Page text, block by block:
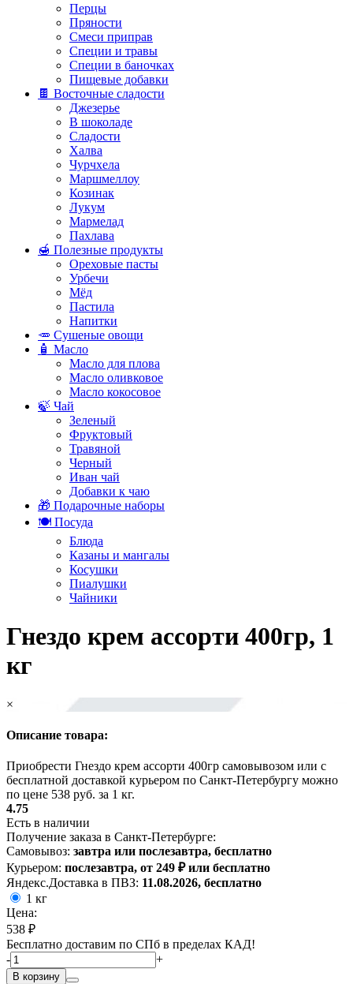
Перцы
Пряности
Смеси приправ
Специи и травы
Специи в баночках
Пищевые добавки
🍫 Восточные сладости
Джезерье
В шоколаде
Сладости
Халва
Чурчхела
Маршмеллоу
Козинак
Лукум
Мармелад
Пахлава
🍯 Полезные продукты
Ореховые пасты
Урбечи
Мёд
Пастила
Напитки
🥕 Сушеные овощи
🧴 Масло
Масло для плова
Масло оливковое
Масло кокосовое
🍃 Чай
Зеленый
Фруктовый
Травяной
Черный
Иван чай
Добавки к чаю
🎁 Подарочные наборы
🍽️ Посуда
Блюда
Казаны и мангалы
Косушки
Пиалушки
Чайники
Гнездо крем ассорти 400гр, 1
кг
×
Описание товара:
Приобрести Гнездо крем ассорти 400гр самовывозом или с
бесплатной доставкой курьером по Санкт-Петербургу можно
по цене 538 руб. за 1 кг.
4.75
Есть в наличии
Получение заказа в Санкт-Петербурге:
Самовывоз: завтра или послезавтра, бесплатно
Курьером: послезавтра, от 249 ₽ или бесплатно
Яндекс.Доставка в ПВЗ: 11.08.2026, бесплатно
1 кг
Цена:
538 ₽
Бесплатно доставим по СПб в пределах КАД!
-
+
В корзину